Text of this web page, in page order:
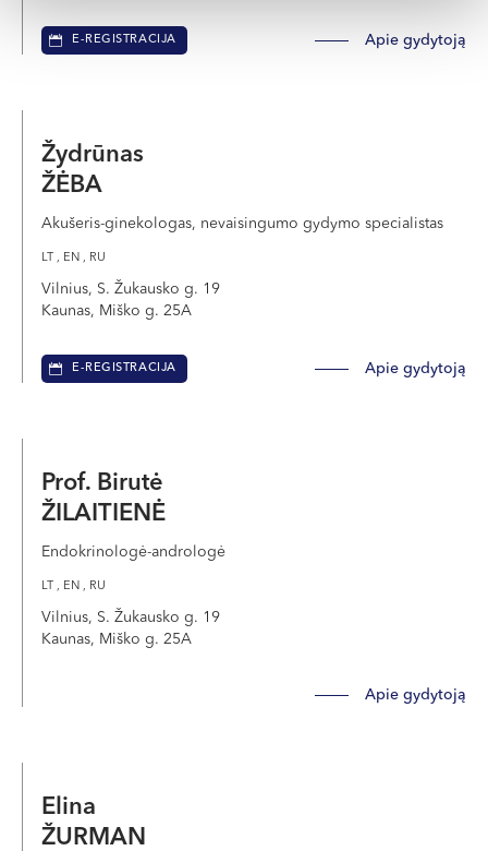
E-REGISTRACIJA Apie gydytoją
Žydrūnas
ŽĖBA
Akušeris-ginekologas, nevaisingumo gydymo specialistas
LT , EN , RU
Vilnius, S. Žukausko g. 19
Kaunas, Miško g. 25A
E-REGISTRACIJA Apie gydytoją
Prof. Birutė
ŽILAITIENĖ
Endokrinologė-andrologė
LT , EN , RU
Vilnius, S. Žukausko g. 19
Kaunas, Miško g. 25A
Apie gydytoją
Elina
ŽURMAN